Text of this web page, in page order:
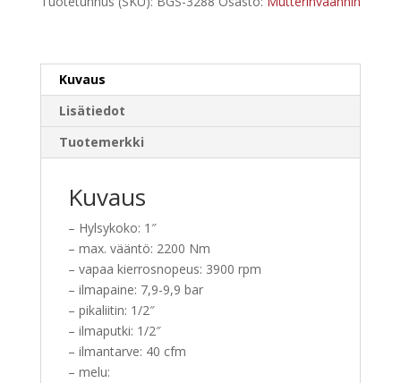
Kuvaus
Lisätiedot
Tuotemerkki
Kuvaus
– Hylsykoko: 1″
– max. vääntö: 2200 Nm
– vapaa kierrosnopeus: 3900 rpm
– ilmapaine: 7,9-9,9 bar
– pikaliitin: 1/2″
– ilmaputki: 1/2″
– ilmantarve: 40 cfm
– melu: